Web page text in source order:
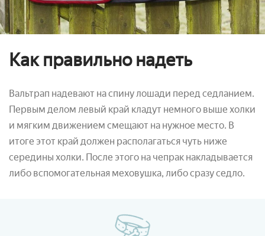
Как правильно надеть
Вальтрап надевают на спину лошади перед седланием.
Первым делом левый край кладут немного выше холки
и мягким движением смещают на нужное место. В
итоге этот край должен располагаться чуть ниже
середины холки. После этого на чепрак накладывается
либо вспомогательная меховушка, либо сразу седло.